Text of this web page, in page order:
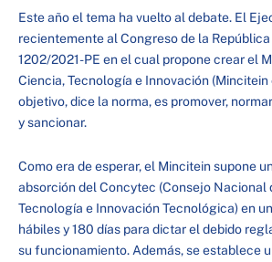
Este año el tema ha vuelto al debate. El
recientemente al Congreso de la
1202/2021-PE en el cual propone crear el
Ciencia, Tecnología e Innovación (Mincitein
objetivo, dice la norma, es promover,
y sancionar.
Como era de esperar, el Mincitein supone
absorción del Concytec (Consejo Nacional
Tecnología e Innovación Tecnológica) en
hábiles y 180 días para dictar el debido
su funcionamiento. Además, se establece